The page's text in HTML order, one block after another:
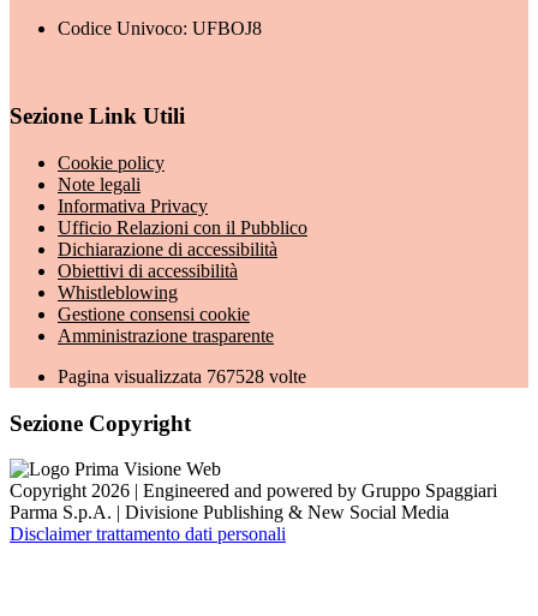
Codice Univoco: UFBOJ8
Sezione Link Utili
Cookie policy
Note legali
Informativa Privacy
Ufficio Relazioni con il Pubblico
Dichiarazione di accessibilità
Obiettivi di accessibilità
Whistleblowing
Gestione consensi cookie
Amministrazione trasparente
Pagina visualizzata 767528 volte
Sezione Copyright
Copyright 2026 | Engineered and powered by Gruppo Spaggiari
Parma S.p.A. | Divisione Publishing & New Social Media
Disclaimer trattamento dati personali